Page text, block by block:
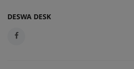
DESWA DESK